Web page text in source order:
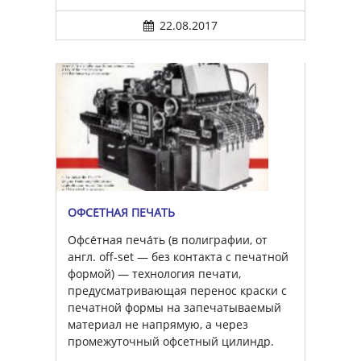
22.08.2017
ОФСЕ́ТНАЯ ПЕЧА́ТЬ
Офсе́тная печа́ть (в полиграфии, от
англ. off-set — без контакта с печатной
формой) — технология печати,
предусматривающая перенос краски с
печатной формы на запечатываемый
материал не напрямую, а через
промежуточный офсетный цилиндр.